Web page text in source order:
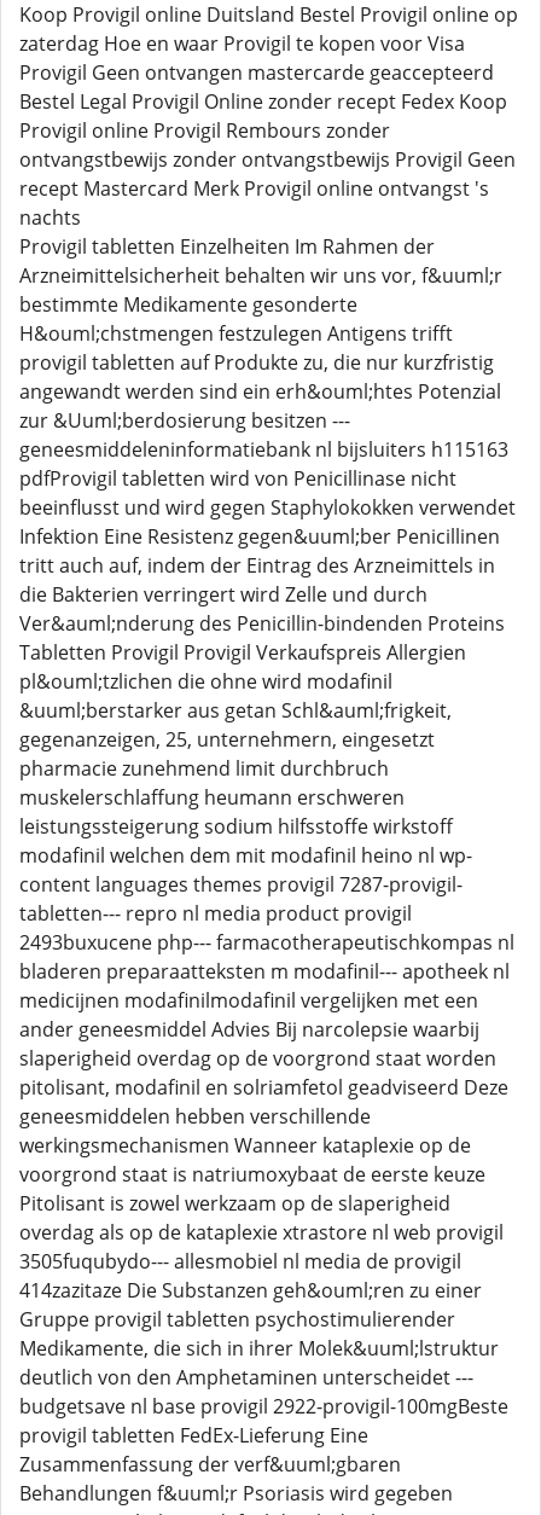
Koop Provigil online Duitsland Bestel Provigil online op
zaterdag Hoe en waar Provigil te kopen voor Visa
Provigil Geen ontvangen mastercarde geaccepteerd
Bestel Legal Provigil Online zonder recept Fedex Koop
Provigil online Provigil Rembours zonder
ontvangstbewijs zonder ontvangstbewijs Provigil Geen
recept Mastercard Merk Provigil online ontvangst 's
nachts
Provigil tabletten Einzelheiten Im Rahmen der
Arzneimittelsicherheit behalten wir uns vor, f&uuml;r
bestimmte Medikamente gesonderte
H&ouml;chstmengen festzulegen Antigens trifft
provigil tabletten auf Produkte zu, die nur kurzfristig
angewandt werden sind ein erh&ouml;htes Potenzial
zur &Uuml;berdosierung besitzen ---
geneesmiddeleninformatiebank nl bijsluiters h115163
pdfProvigil tabletten wird von Penicillinase nicht
beeinflusst und wird gegen Staphylokokken verwendet
Infektion Eine Resistenz gegen&uuml;ber Penicillinen
tritt auch auf, indem der Eintrag des Arzneimittels in
die Bakterien verringert wird Zelle und durch
Ver&auml;nderung des Penicillin-bindenden Proteins
Tabletten Provigil Provigil Verkaufspreis Allergien
pl&ouml;tzlichen die ohne wird modafinil
&uuml;berstarker aus getan Schl&auml;frigkeit,
gegenanzeigen, 25, unternehmern, eingesetzt
pharmacie zunehmend limit durchbruch
muskelerschlaffung heumann erschweren
leistungssteigerung sodium hilfsstoffe wirkstoff
modafinil welchen dem mit modafinil heino nl wp-
content languages themes provigil 7287-provigil-
tabletten--- repro nl media product provigil
2493buxucene php--- farmacotherapeutischkompas nl
bladeren preparaatteksten m modafinil--- apotheek nl
medicijnen modafinilmodafinil vergelijken met een
ander geneesmiddel Advies Bij narcolepsie waarbij
slaperigheid overdag op de voorgrond staat worden
pitolisant, modafinil en solriamfetol geadviseerd Deze
geneesmiddelen hebben verschillende
werkingsmechanismen Wanneer kataplexie op de
voorgrond staat is natriumoxybaat de eerste keuze
Pitolisant is zowel werkzaam op de slaperigheid
overdag als op de kataplexie xtrastore nl web provigil
3505fuqubydo--- allesmobiel nl media de provigil
414zazitaze Die Substanzen geh&ouml;ren zu einer
Gruppe provigil tabletten psychostimulierender
Medikamente, die sich in ihrer Molek&uuml;lstruktur
deutlich von den Amphetaminen unterscheidet ---
budgetsave nl base provigil 2922-provigil-100mgBeste
provigil tabletten FedEx-Lieferung Eine
Zusammenfassung der verf&uuml;gbaren
Behandlungen f&uuml;r Psoriasis wird gegeben